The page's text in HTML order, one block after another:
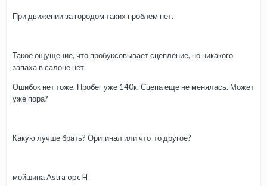
При движении за городом таких проблем нет.
Такое ощущение, что пробуксовывает сцепление, но никакого
запаха в салоне нет.
Ошибок нет тоже. Пробег уже 140к. Сцепа еще не менялась. Может
уже пора?
Какую лучше брать? Оригинал или что-то другое?
мойшина Astra opc H